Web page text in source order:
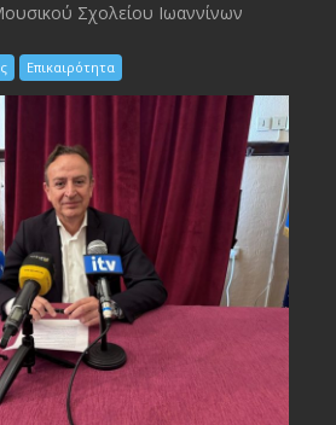
Σχολείου Ιωαννίνων
Επικαιρότητα